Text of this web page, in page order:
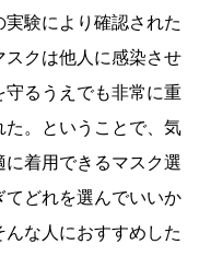
験により確認された
クは他人に感染させ
るうえでも非常に重
。ということで、気
着用できるマスク選
どれを選んでいいか
な人におすすめした